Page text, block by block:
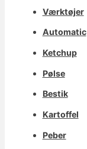
Værktøjer
Automatic
Ketchup
Pølse
Bestik
Kartoffel
Peber